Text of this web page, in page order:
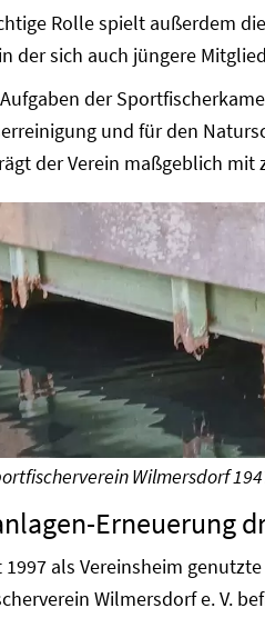
Rolle spielt außerdem
der sich auch jüngere
der
und für den
der Verein maßgeblich mit
Wilmersdorf
Erneuerung
1997 als Vereinsheim
Wilmersdorf e. V.